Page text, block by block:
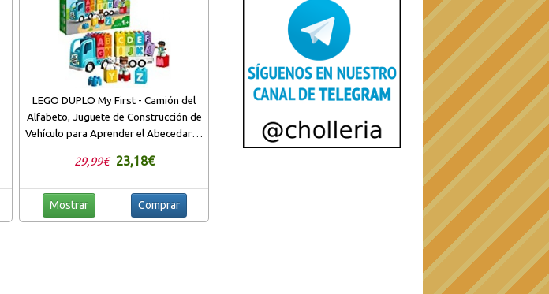
LEGO DUPLO My First - Camión del
Alfabeto, Juguete de Construcción de
Vehículo para Aprender el Abecedario,
Partir de 18 Meses (10915)
29,99€ 23,18€
Mostrar Comprar